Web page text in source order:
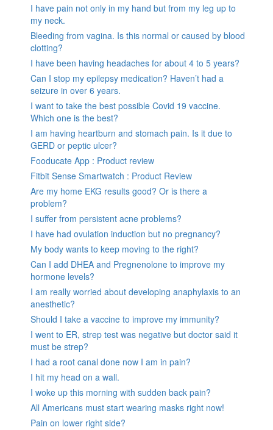
I have pain not only in my hand but from my leg up to
my neck.
Bleeding from vagina. Is this normal or caused by blood
clotting?
I have been having headaches for about 4 to 5 years?
Can I stop my epilepsy medication? Haven’t had a
seizure in over 6 years.
I want to take the best possible Covid 19 vaccine.
Which one is the best?
I am having heartburn and stomach pain. Is it due to
GERD or peptic ulcer?
Fooducate App : Product review
Fitbit Sense Smartwatch : Product Review
Are my home EKG results good? Or is there a
problem?
I suffer from persistent acne problems?
I have had ovulation induction but no pregnancy?
My body wants to keep moving to the right?
Can I add DHEA and Pregnenolone to improve my
hormone levels?
I am really worried about developing anaphylaxis to an
anesthetic?
Should I take a vaccine to improve my immunity?
I went to ER, strep test was negative but doctor said it
must be strep?
I had a root canal done now I am in pain?
I hit my head on a wall.
I woke up this morning with sudden back pain?
All Americans must start wearing masks right now!
Pain on lower right side?